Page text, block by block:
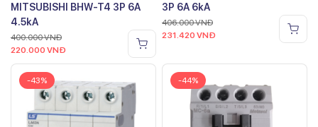
MITSUBISHI BHW-T4 3P 6A
4.5kA
400.000VNĐ
220.000 VNĐ
3P 6A 6kA
406.000VNĐ
231.420 VNĐ
-43% -44%